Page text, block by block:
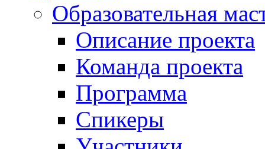
Образовательная
Описание проекта
Команда проекта
Программа
Спикеры